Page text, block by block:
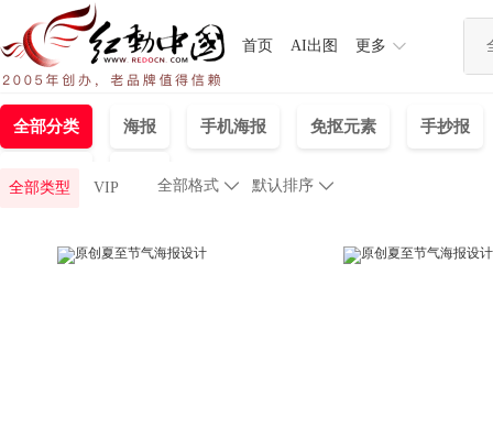
首页 AI出图 更多
全部分类 海报 手机海报 免抠元素 手抄报
全部类型 VIP 
全部格式 默认排序 